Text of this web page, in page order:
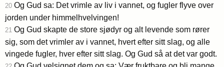
20 Og Gud sa: Det vrimle av liv i vannet, og fugler flyve over
jorden under himmelhvelvingen!
21 Og Gud skapte de store sjødyr og alt levende som rører
sig, som det vrimler av i vannet, hvert efter sitt slag, og alle
vingede fugler, hver efter sitt slag. Og Gud så at det var godt.